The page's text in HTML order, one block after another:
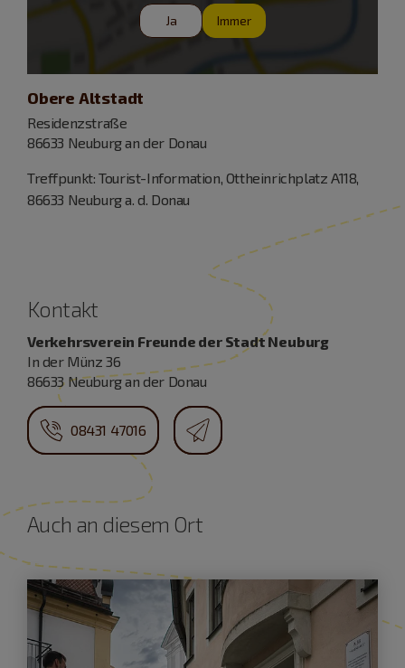
Ja Immer
Obere Altstadt
Residenzstraße
86633 Neuburg an der Donau
Treffpunkt: Tourist-Information, Ottheinrichplatz A118,
86633 Neuburg a. d. Donau
Kontakt
Verkehrsverein Freunde der Stadt Neuburg
In der Münz 36
86633 Neuburg an der Donau
08431 47016
Auch an diesem Ort